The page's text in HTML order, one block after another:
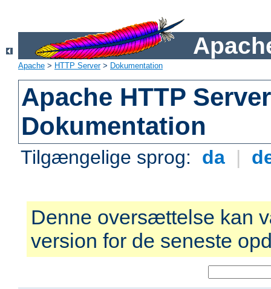
Apache > HTTP Server> Dokumentation
Apache HTTP
Dokumentation
Tilgængelige sprog: da |
Denne oversættelse kan
version for de seneste